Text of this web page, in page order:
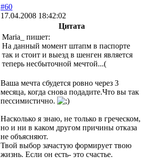
#60
17.04.2008 18:42:02
Цитата
Maria_ пишет:
На данный момент штапм в паспорте
так и стоит и выезд в шенген является
теперь несбыточной мечтой...(
Ваша мечта сбудется ровно через 3
месяца, когда снова подадите.Что вы так
пессимистично.
Насколько я знаю, не только в греческом,
но и ни в каком другом причины отказа
не объясняют.
Твой выбор зачастую формирует твою
жизнь. Если он есть- это счастье.